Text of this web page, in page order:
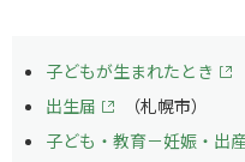
子どもが生まれたとき
出生届
（札幌市）
子ども・教育－妊娠・出